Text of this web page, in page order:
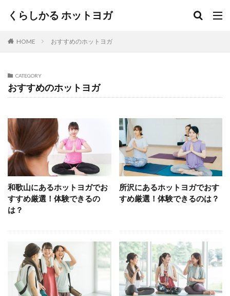
くらしかる ホットヨガ
HOME おすすめのホットヨガ
CATEGORY
おすすめのホットヨガ
和歌山にあるホットヨガでお
すすめ厳選！体験できるの
は？
所沢にあるホットヨガでおす
すめ厳選！体験できるのは？